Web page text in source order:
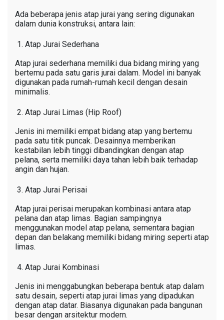
Ada beberapa jenis atap jurai yang sering digunakan
dalam dunia konstruksi, antara lain:
Atap Jurai Sederhana
Atap jurai sederhana memiliki dua bidang miring yang
bertemu pada satu garis jurai dalam. Model ini banyak
digunakan pada rumah-rumah kecil dengan desain
minimalis.
Atap Jurai Limas (Hip Roof)
Jenis ini memiliki empat bidang atap yang bertemu
pada satu titik puncak. Desainnya memberikan
kestabilan lebih tinggi dibandingkan dengan atap
pelana, serta memiliki daya tahan lebih baik terhadap
angin dan hujan.
Atap Jurai Perisai
Atap jurai perisai merupakan kombinasi antara atap
pelana dan atap limas. Bagian sampingnya
menggunakan model atap pelana, sementara bagian
depan dan belakang memiliki bidang miring seperti atap
limas.
Atap Jurai Kombinasi
Jenis ini menggabungkan beberapa bentuk atap dalam
satu desain, seperti atap jurai limas yang dipadukan
dengan atap datar. Biasanya digunakan pada bangunan
besar dengan arsitektur modern.